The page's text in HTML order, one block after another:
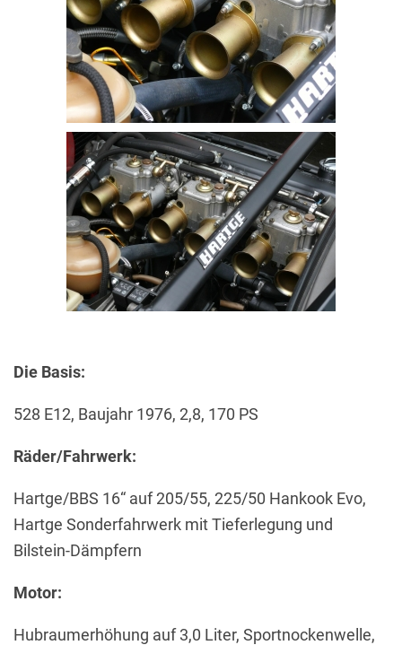
Die Basis:
528 E12, Baujahr 1976, 2,8, 170 PS
Räder/Fahrwerk:
Hartge/BBS 16“ auf 205/55, 225/50 Hankook Evo,
Hartge Sonderfahrwerk mit Tieferlegung und
Bilstein-Dämpfern
Motor:
Hubraumerhöhung auf 3,0 Liter, Sportnockenwelle,